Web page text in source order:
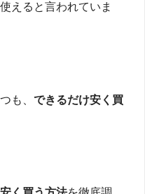
えると言われていま
も、 できるだけ安く買